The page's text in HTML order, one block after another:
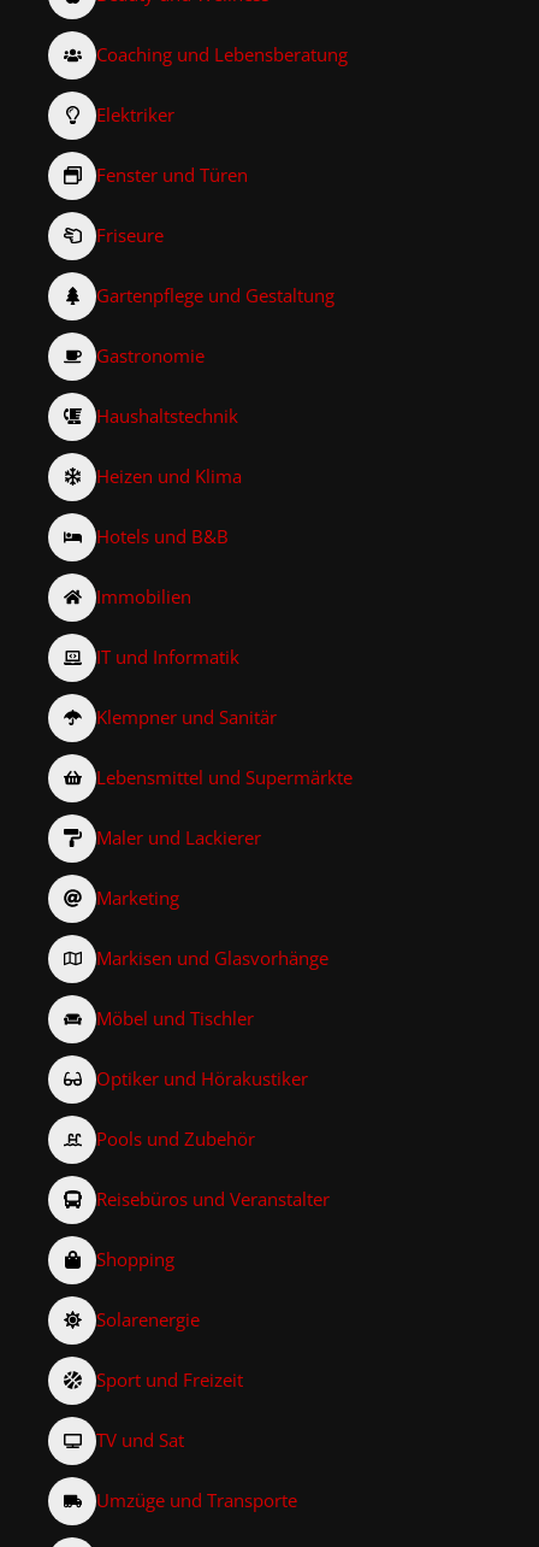
Coaching und Lebensberatung
Elektriker
Fenster und Türen
Friseure
Gartenpflege und Gestaltung
Gastronomie
Haushaltstechnik
Heizen und Klima
Hotels und B&B
Immobilien
IT und Informatik
Klempner und Sanitär
Lebensmittel und Supermärkte
Maler und Lackierer
Marketing
Markisen und Glasvorhänge
Möbel und Tischler
Optiker und Hörakustiker
Pools und Zubehör
Reisebüros und Veranstalter
Shopping
Solarenergie
Sport und Freizeit
TV und Sat
Umzüge und Transporte